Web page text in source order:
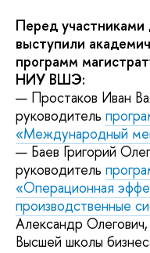
Перед
выступили
программ
НИУ ВШЭ:
— Простаков Иван
руководитель
«Международный
— Баев Григорий
руководитель
«Операционная
производственные
Александр
Высшей школы